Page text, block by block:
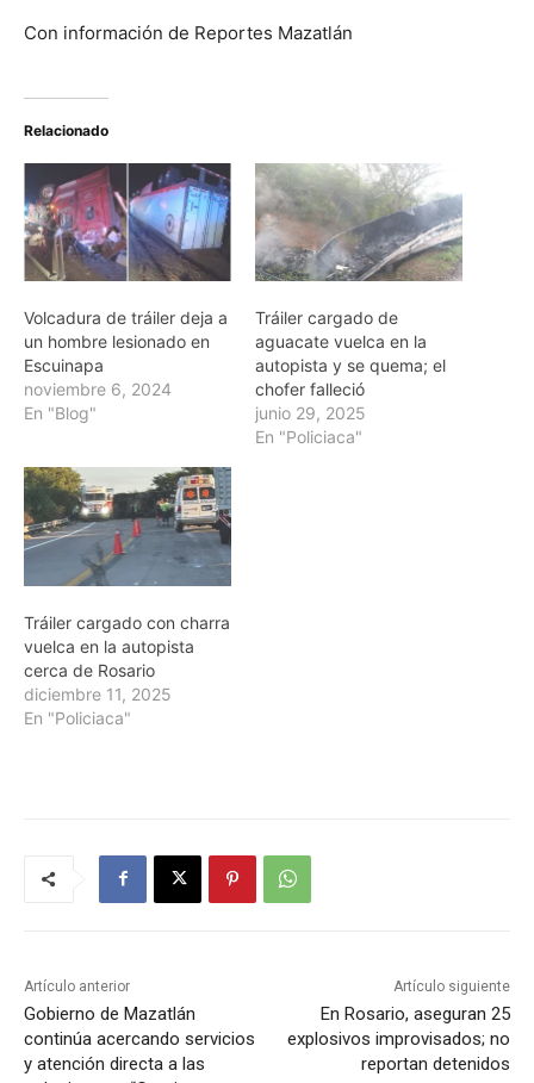
Con información de Reportes Mazatlán
Relacionado
Volcadura de tráiler deja a
un hombre lesionado en
Escuinapa
noviembre 6, 2024
En "Blog"
Tráiler cargado de
aguacate vuelca en la
autopista y se quema; el
chofer falleció
junio 29, 2025
En "Policiaca"
Tráiler cargado con charra
vuelca en la autopista
cerca de Rosario
diciembre 11, 2025
En "Policiaca"
Artículo anterior
Gobierno de Mazatlán
continúa acercando servicios
y atención directa a las
Artículo siguiente
En Rosario, aseguran 25
explosivos improvisados; no
reportan detenidos